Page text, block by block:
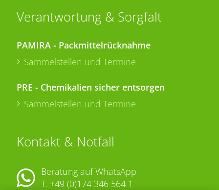
Verantwortung & Sorgfalt
PAMIRA - Packmittelrücknahme
Sammelstellen und Termine
PRE - Chemikalien sicher entsorgen
Sammelstellen und Termine
Kontakt & Notfall
Beratung auf WhatsApp
T. +49 (0)174 346 564 1